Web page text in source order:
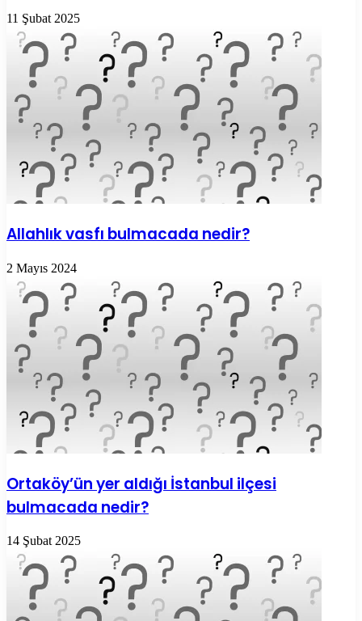
11 Şubat 2025
Allahlık vasfı bulmacada nedir?
2 Mayıs 2024
Ortaköy’ün yer aldığı İstanbul ilçesi
bulmacada nedir?
14 Şubat 2025